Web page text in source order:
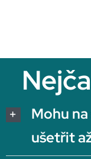
Mohu
ušetřit